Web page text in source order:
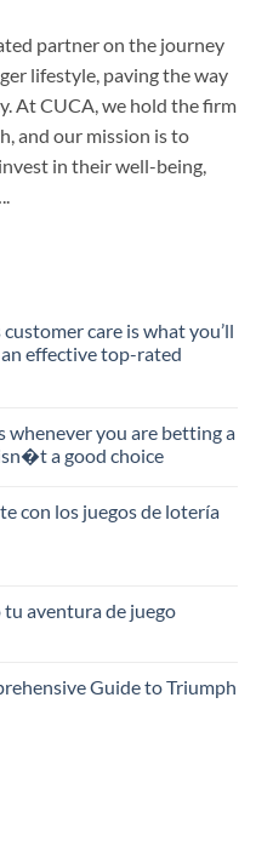
partner on the journey
lifestyle, paving the way
At CUCA, we hold the firm
and our mission is to
in their well-being,
care is what you’ll
effective top-rated
whenever you are betting a
a good choice
con los juegos de lotería
aventura de juego
Guide to Triumph